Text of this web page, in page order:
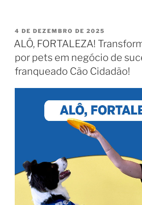
4 DE DEZEMBRO DE 2025
ALÔ, FORTALEZA!
por pets em negócio de
franqueado Cão Cidadão!